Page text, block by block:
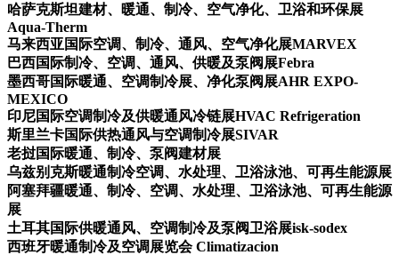
哈萨克斯坦建材、暖通、制冷、空气净化、卫浴和环保展
Aqua-Therm
马来西亚国际空调、制冷、通风、空气净化展MARVEX
巴西国际制冷、空调、通风、供暖及泵阀展Febra
墨西哥国际暖通、空调制冷展、净化泵阀展AHR EXPO-
MEXICO
印尼国际空调制冷及供暖通风冷链展HVAC Refrigeration
斯里兰卡国际供热通风与空调制冷展SIVAR
老挝国际暖通、制冷、泵阀建材展
乌兹别克斯暖通制冷空调、水处理、卫浴泳池、可再生能源展
阿塞拜疆暖通、制冷、空调、水处理、卫浴泳池、可再生能源
展
土耳其国际供暖通风、空调制冷及泵阀卫浴展isk-sodex
西班牙暖通制冷及空调展览会 Climatizacion